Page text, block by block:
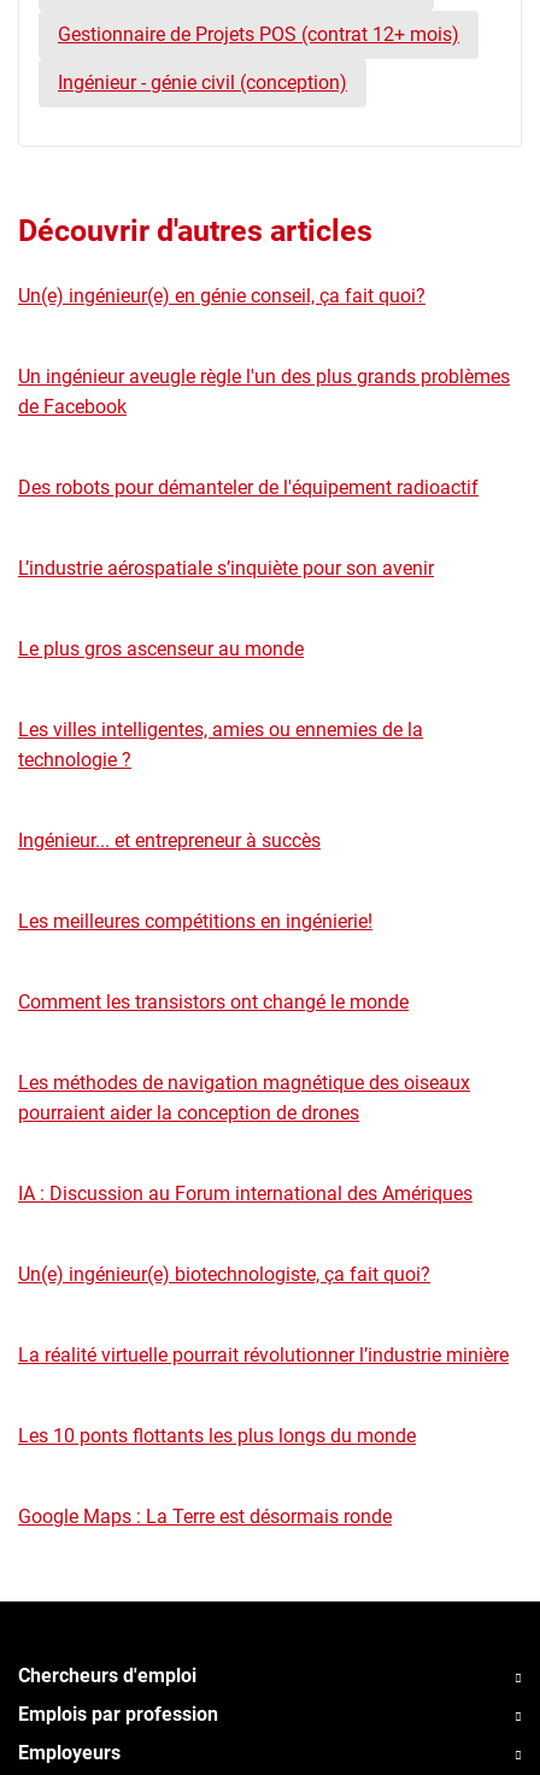
Gestionnaire de Projets POS (contrat 12+ mois)
Ingénieur - génie civil (conception)
Découvrir d'autres articles
Un(e) ingénieur(e) en génie conseil, ça fait quoi?
Un ingénieur aveugle règle l'un des plus grands problèmes
de Facebook
Des robots pour démanteler de l'équipement radioactif
L’industrie aérospatiale s’inquiète pour son avenir
Le plus gros ascenseur au monde
Les villes intelligentes, amies ou ennemies de la
technologie ?
Ingénieur... et entrepreneur à succès
Les meilleures compétitions en ingénierie!
Comment les transistors ont changé le monde
Les méthodes de navigation magnétique des oiseaux
pourraient aider la conception de drones
IA : Discussion au Forum international des Amériques
Un(e) ingénieur(e) biotechnologiste, ça fait quoi?
La réalité virtuelle pourrait révolutionner l’industrie minière
Les 10 ponts flottants les plus longs du monde
Google Maps : La Terre est désormais ronde
Chercheurs d'emploi
Emplois par profession
Employeurs